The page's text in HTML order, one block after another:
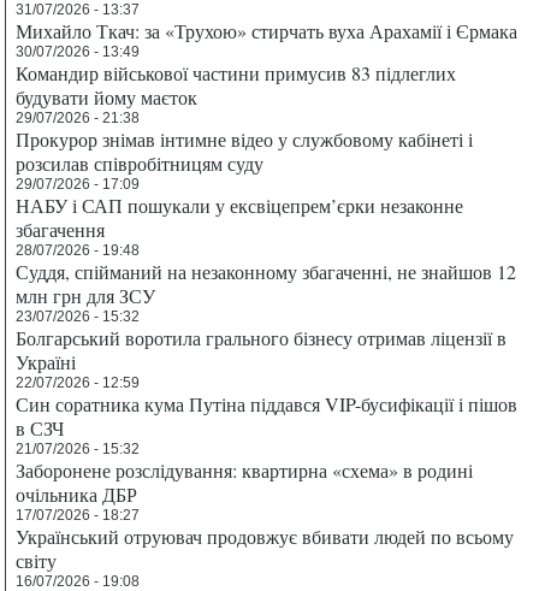
31/07/2026 - 13:37
Михайло Ткач: за «Трухою» стирчать вуха Арахамії і Єрмака
30/07/2026 - 13:49
Командир військової частини примусив 83 підлеглих
будувати йому маєток
29/07/2026 - 21:38
Прокурор знімав інтимне відео у службовому кабінеті і
розсилав співробітницям суду
29/07/2026 - 17:09
НАБУ і САП пошукали у ексвіцепрем’єрки незаконне
збагачення
28/07/2026 - 19:48
Суддя, спійманий на незаконному збагаченні, не знайшов 12
млн грн для ЗСУ
23/07/2026 - 15:32
Болгарський воротила грального бізнесу отримав ліцензії в
Україні
22/07/2026 - 12:59
Син соратника кума Путіна піддався VIP-бусифікації і пішов
в СЗЧ
21/07/2026 - 15:32
Заборонене розслідування: квартирна «схема» в родині
очільника ДБР
17/07/2026 - 18:27
Український отруювач продовжує вбивати людей по всьому
світу
16/07/2026 - 19:08